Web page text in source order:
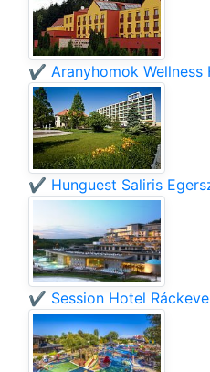
✔️ Aranyhomok Wellness
✔️ Hunguest Saliris
✔️ Session Hotel